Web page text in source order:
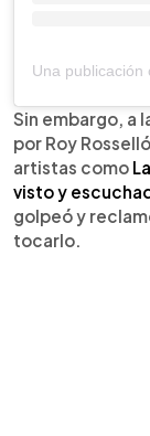
Sin embargo, a
por Roy
artistas como
visto y
golpeó y
tocarlo.